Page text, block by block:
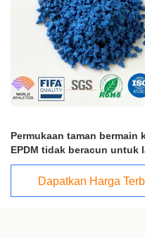
Pemasangan
Prefabrikasi Jalur
Jogging Karet
Dapatkan